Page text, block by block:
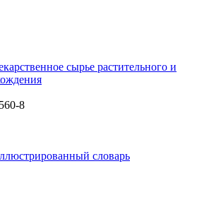
сырье растительного и
8